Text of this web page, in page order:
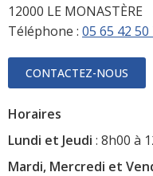
12000 LE MONASTÈRE
Téléphone : 05 65 42 50
CONTACTEZ-NOUS
Horaires
Lundi et Jeudi : 8h00 à
Mardi, Mercredi et